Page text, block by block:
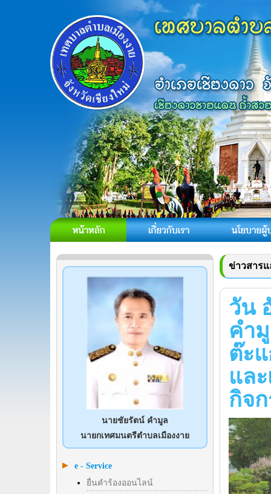
นายชัยรัตน์ คำมูล
นายกเทศมนตรีตำบลเมืองงาย
e - Service
ยื่นคำร้องออนไลน์
ข่าวสาร
วัน
คำ
ต๊ะ
แล
กิจ